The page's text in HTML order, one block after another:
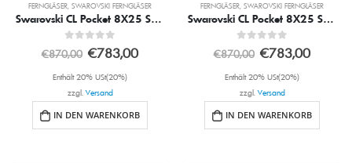
FERNGLÄSER SWAROVSKI FERNGLÄSER
Swarovski CL Pocket 8X25 Schwarz inkl. Mo Mountain Zubehörpaket
0 out of 5
€870,00 €783,00
Enthält 20% USt(20%)
zzgl.Versand
IN DEN WARENKORB
FERNGLÄSER SWAROVSKI FERNGLÄSER
Swarovski CL Pocket 8X25 Schwarz inkl. WN Wild Nature Zubehörpaket
0 out of 5
€870,00 €783,00
Enthält 20% USt(20%)
zzgl.Versand
IN DEN WARENKORB